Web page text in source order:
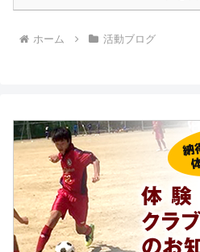
ホーム 活動ブログ